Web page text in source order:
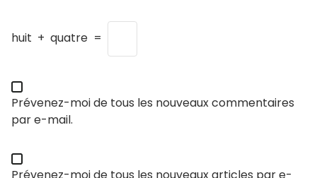
huit + quatre =
Prévenez-moi de tous les nouveaux commentaires
par e-mail.